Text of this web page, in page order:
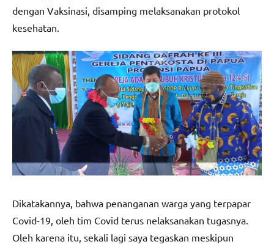
dengan Vaksinasi, disamping melaksanakan protokol
kesehatan.
Dikatakannya, bahwa penanganan warga yang terpapar
Covid-19, oleh tim Covid terus nelaksanakan tugasnya.
Oleh karena itu, sekali lagi saya tegaskan meskipun